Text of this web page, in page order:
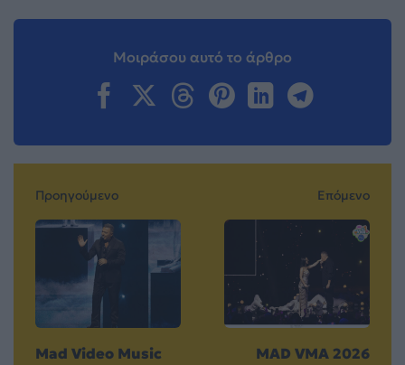
Μοιράσου αυτό το άρθρο
Προηγούμενο
Mad Video Music
Επόμενο
MAD VMA 2026